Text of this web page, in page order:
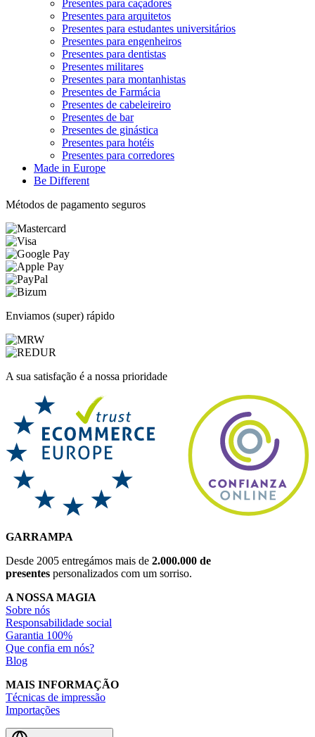
Presentes para caçadores
Presentes para arquitetos
Presentes para estudantes universitários
Presentes para engenheiros
Presentes para dentistas
Presentes militares
Presentes para montanhistas
Presentes de Farmácia
Presentes de cabeleireiro
Presentes de bar
Presentes de ginástica
Presentes para hotéis
Presentes para corredores
Made in Europe
Be Different
Métodos de pagamento seguros
Enviamos (super) rápido
A sua satisfação é a nossa prioridade
GARRAMPA
Desde 2005 entregámos mais de 2.000.000 de
presentes personalizados com um sorriso.
A NOSSA MAGIA
Sobre nós
Responsabilidade social
Garantia 100%
Que confia em nós?
Blog
MAIS INFORMAÇÃO
Técnicas de impressão
Importações